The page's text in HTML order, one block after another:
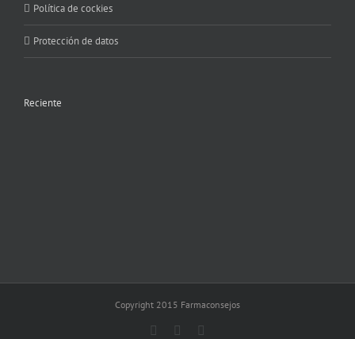
Política de cockies
Protección de datos
Reciente
Copyright 2015 Farmaconsejos
Facebook